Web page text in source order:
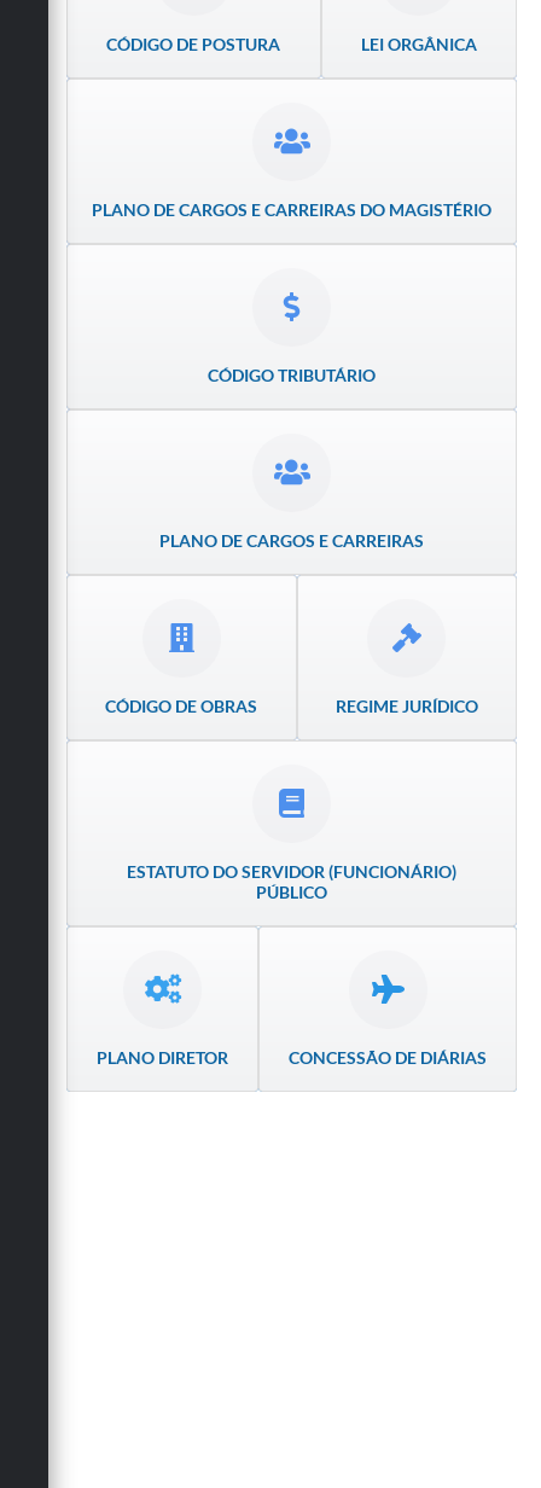
Formulários
Galeria de Vídeos
Secretarias
CÓDIGO DE POSTURA LEI ORGÂNICA
PLANO DE CARGOS E CARREIRAS DO MAGISTÉRIO
CÓDIGO TRIBUTÁRIO
PLANO DE CARGOS E CARREIRAS
CÓDIGO DE OBRAS REGIME JURÍDICO
ESTATUTO DO SERVIDOR (FUNCIONÁRIO)
PÚBLICO
PLANO DIRETOR CONCESSÃO DE DIÁRIAS